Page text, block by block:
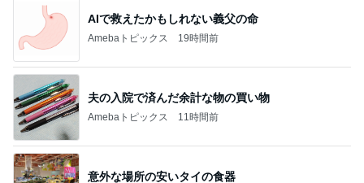
AIで救えたかもしれない義父の命
Amebaトピックス 19時間前
夫の入院で済んだ余計な物の買い物
Amebaトピックス 11時間前
意外な場所の安いタイの食器